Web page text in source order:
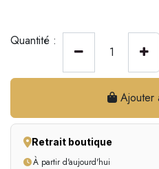
Quantité :
Ajouter
Retrait boutique
À partir d'aujourd'hui